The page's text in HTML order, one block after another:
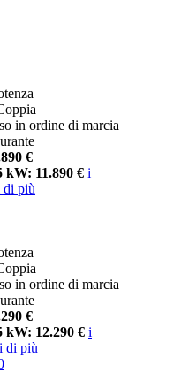
in ordine di marcia
€
kW: 11.890 € i
di più
in ordine di marcia
€
kW: 12.290 € i
di più